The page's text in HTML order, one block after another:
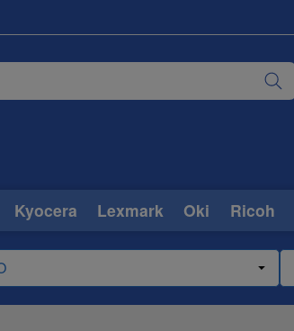
Kyocera Lexmark Oki Ricoh